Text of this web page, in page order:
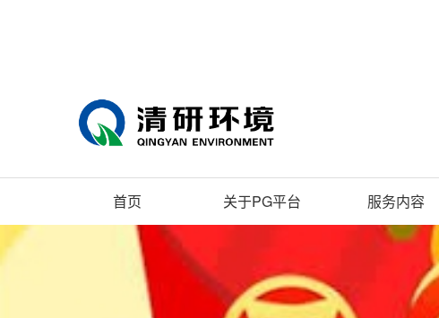
首页 关于PG平台 服务内容